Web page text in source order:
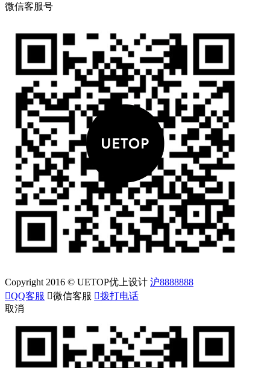
微信客服号
Copyright 2016 © UETOP优上设计 沪8888888
QQ客服 微信客服 拨打电话
取消